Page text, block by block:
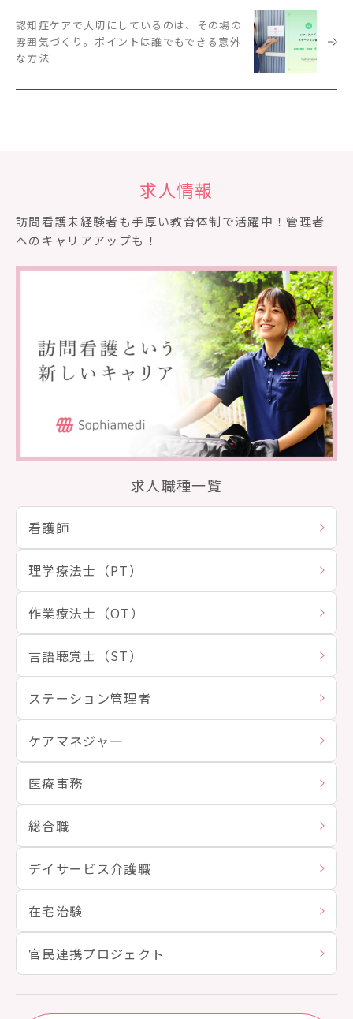
認知症ケアで大切にしているのは、その場の
雰囲気づくり。ポイントは誰でもできる意外
な方法
求人情報
訪問看護未経験者も⼿厚い教育体制で活躍中！管理者
へのキャリアアップも！
求人職種一覧
看護師
理学療法士（PT）
作業療法士（OT）
言語聴覚士（ST）
ステーション管理者
ケアマネジャー
医療事務
総合職
デイサービス介護職
在宅治験
官民連携プロジェクト